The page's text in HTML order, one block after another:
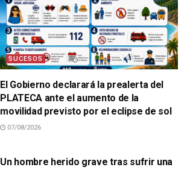
SUCESOS
El Gobierno declarará la prealerta del
PLATECA ante el aumento de la
movilidad previsto por el eclipse de sol
07/08/2026
Un hombre herido grave tras sufrir una